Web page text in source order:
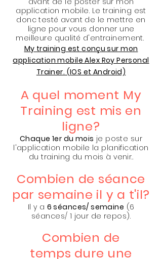
application mobile. Le training est
donc testé avant de le mettre en
ligne pour vous donner une
meilleure qualité d'entrainement.
My training estconçu sur mon
application mobile Alex Roy Personal
Trainer. (IOS et Android)
A quel moment My
Training est mis en
ligne?
Chaque 1er du mois je poste sur
l'application mobile la planification
du training du mois à venir..
Combien de séance
par semaine il y a t'il?
Il y a 6 séances/ semaine (6
séances/ 1 jour de repos).
Combien de
temps dure une